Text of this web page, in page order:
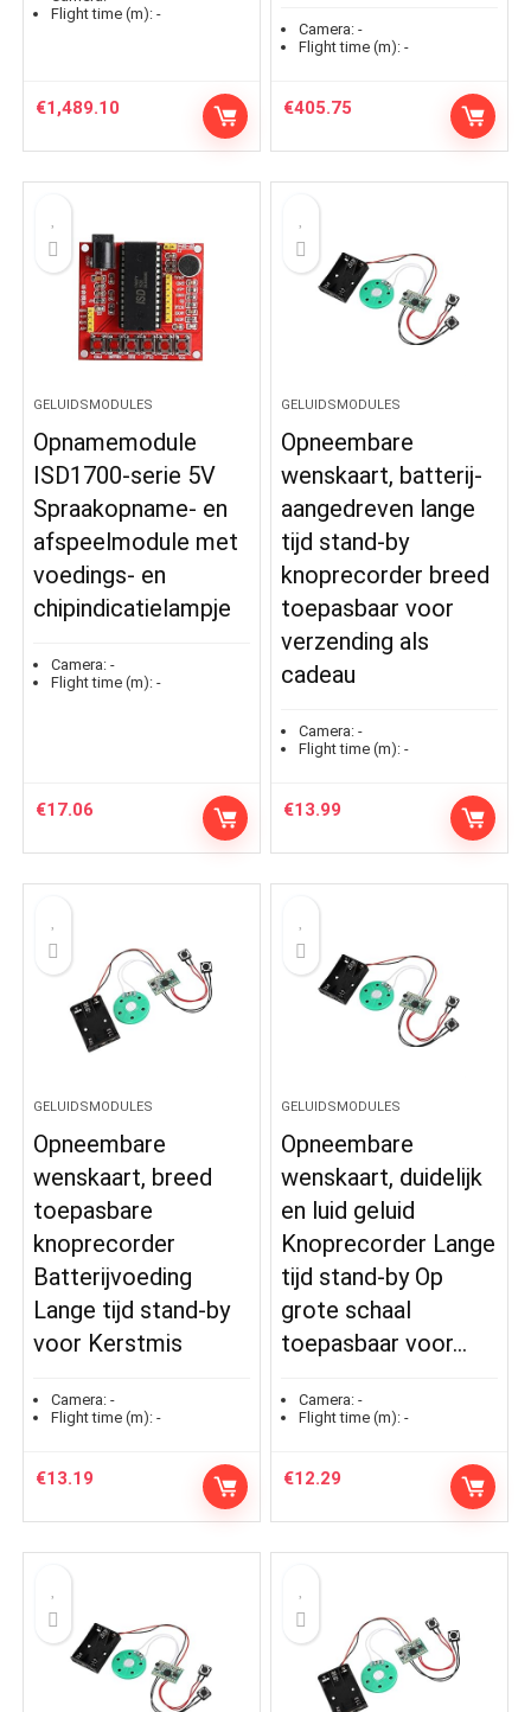
Flight time (m): -
€1,489.10
Camera: -
Flight time (m): -
€405.75
GELUIDSMODULES
Opnamemodule
ISD1700-serie 5V
Spraakopname- en
afspeelmodule met
voedings- en
chipindicatielampje
Camera: -
Flight time (m): -
€17.06
GELUIDSMODULES
Opneembare
wenskaart, batterij-
aangedreven lange
tijd stand-by
knoprecorder breed
toepasbaar voor
verzending als
cadeau
Camera: -
Flight time (m): -
€13.99
GELUIDSMODULES
Opneembare
wenskaart, breed
toepasbare
knoprecorder
Batterijvoeding
Lange tijd stand-by
voor Kerstmis
Camera: -
Flight time (m): -
€13.19
GELUIDSMODULES
Opneembare
wenskaart, duidelijk
en luid geluid
Knoprecorder Lange
tijd stand-by Op
grote schaal
toepasbaar voor…
Camera: -
Flight time (m): -
€12.29